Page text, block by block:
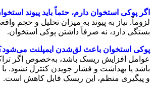
اگر پوکی استخوان دارم، حتماً باید پیوند
لزوماً. نیاز به پیوند به میزان تحلیل و حجم
بستگی دارد، نه صرفاً داشتن پوکی استخوان.
پوکی استخوان باعث لق‌شدن ایمپلنت
عوامل افزایش ریسک باشد، به‌خصوص اگر
باشد یا بهداشت و فشار جویدن کنترل نشود.
و پیگیری منظم، این ریسک قابل کاهش است.